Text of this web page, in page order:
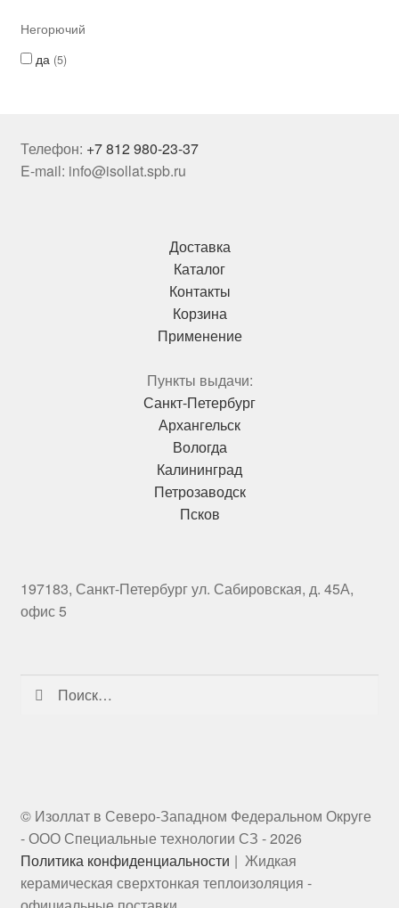
Негорючий
да 5
Телефон: +7 812 980-23-37
E-mail: info@isollat.spb.ru
Доставка
Каталог
Контакты
Корзина
Применение
Пункты выдачи:
Санкт-Петербург
Архангельск
Вологда
Калининград
Петрозаводск
Псков
197183, Санкт-Петербург ул. Сабировская, д. 45А,
офис 5
Найти:
© Изоллат в Северо-Западном Федеральном Округе
- ООО Специальные технологии СЗ - 2026
Политика конфиденциальности
Жидкая
керамическая сверхтонкая теплоизоляция -